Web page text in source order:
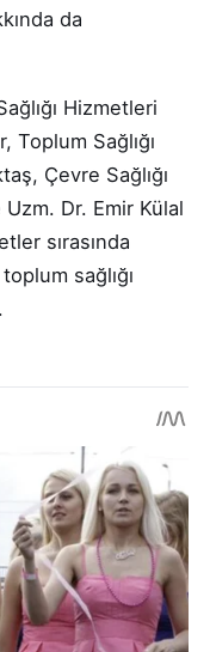
da
Hizmetleri
Toplum Sağlığı
Çevre Sağlığı
Dr. Emir Külal
sırasında
sağlığı